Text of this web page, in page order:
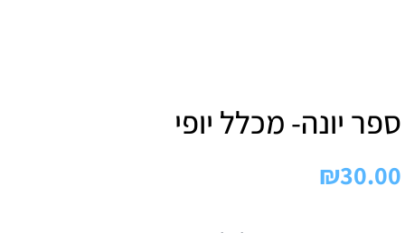
ספר יונה- מכלל יופי
₪30.00